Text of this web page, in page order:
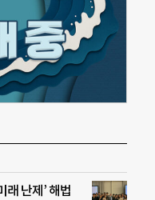
래 난제’ 해법